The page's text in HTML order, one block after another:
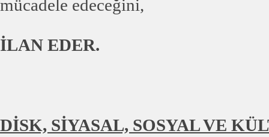
mücadele edeceğini,
İLAN EDER.
DİSK, SİYASAL, SOSYAL VE